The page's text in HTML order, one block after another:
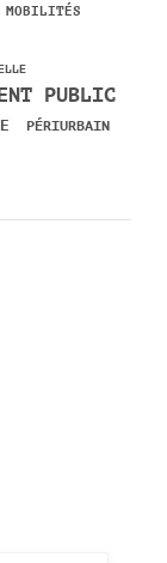
MOBILITÉS
PUBLIC
PÉRIURBAIN